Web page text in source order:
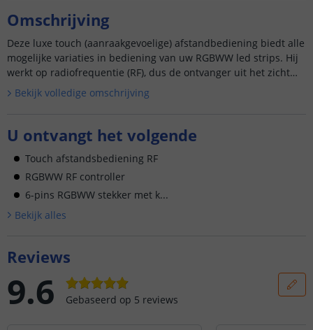
Omschrijving
Deze luxe touch (aanraakgevoelige) afstandbediening biedt alle
mogelijke variaties in bediening van uw RGBWW led strips. Hij
werkt op radiofrequentie (RF), dus de ontvanger uit het zicht
wegwerk...
Bekijk volledige omschrijving
U ontvangt het volgende
Touch afstandsbediening RF
RGBWW RF controller
6-pins RGBWW stekker met k...
Bekijk alles
Reviews
9.6 Gebaseerd op 5 reviews